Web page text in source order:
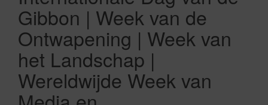
Gibbon | Week van de
Ontwapening | Week van
het Landschap |
Wereldwijde Week van